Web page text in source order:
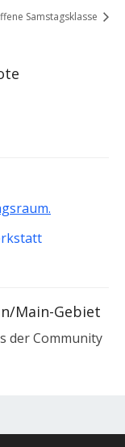
Samstagsklasse
Main-Gebiet
der Community